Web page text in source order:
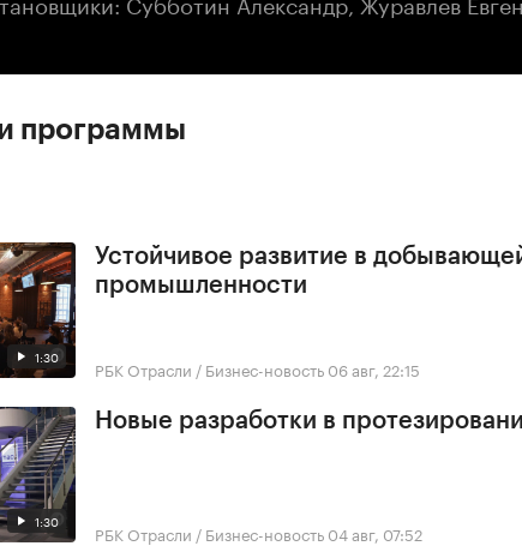
программы
1:30
Устойчивое развитие в
промышленности
РБК Отрасли / Бизнес-новость 06 авг, 22:15
1:30
Новые разработки в
РБК Отрасли / Бизнес-новость 04 авг, 07:52